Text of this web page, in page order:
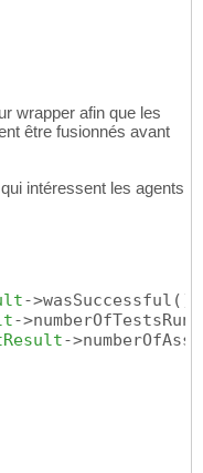
wrapper afin que les
être fusionnés avant
intéressent les agents
->wasSuccessful ( )
->numberOfTestsRun
-